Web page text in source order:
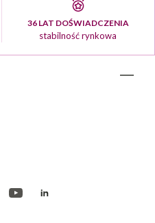
36 LAT DOŚWIADCZENIA
stabilność rynkowa